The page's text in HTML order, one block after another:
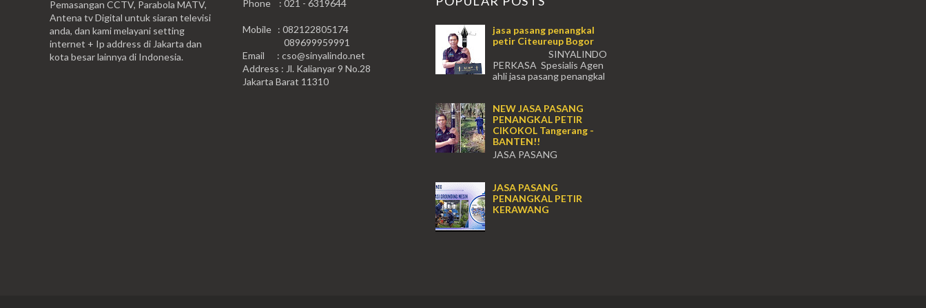
Pemasangan CCTV, Parabola MATV,
Antena tv Digital untuk siaran televisi
anda, dan kami melayani setting
internet + Ip address di Jakarta dan
kota besar lainnya di Indonesia.
Phone : 021 - 6319644
Mobile : 082122805174
089699959991
Email : cso@sinyalindo.net
Address : Jl. Kalianyar 9 No.28
Jakarta Barat 11310
jasa pasang penangkal
petir Citeureup Bogor
SINYALINDO
PERKASA Spesialis Agen
ahli jasa pasang penangkal
NEW JASA PASANG
PENANGKAL PETIR
CIKOKOL Tangerang -
BANTEN!!
JASA PASANG
PENANGKAL PETIR CIKOKOL
TANGERANG , JASA PENANGKAL
PETIR CIKOKOL TANGERANG ...
JASA PASANG
PENANGKAL PETIR
KERAWANG